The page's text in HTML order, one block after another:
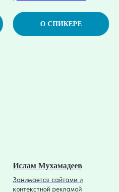
О СПИКЕРЕ
Ислам Мухамадеев
Занимается сайтами и
контекстной рекламой